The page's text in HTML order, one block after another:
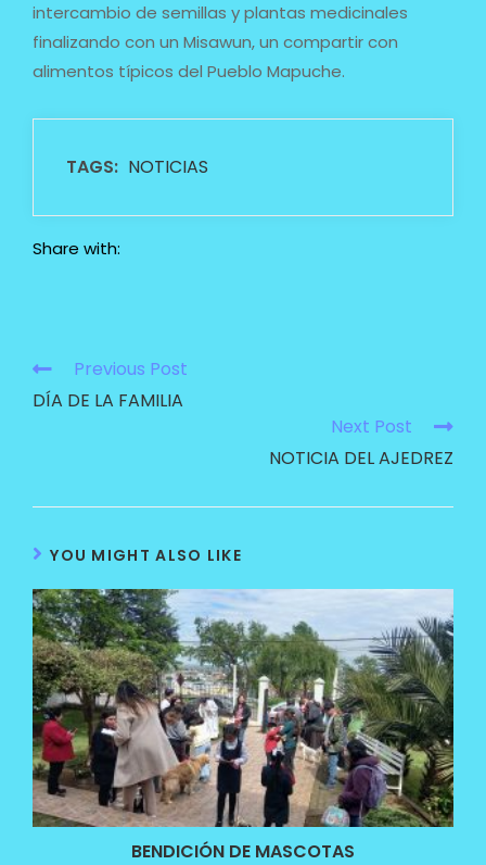
intercambio de semillas y plantas medicinales
finalizando con un Misawun, un compartir con
alimentos típicos del Pueblo Mapuche.
TAGS: NOTICIAS
Share with:
Previous Post
DÍA DE LA FAMILIA
Next Post
NOTICIA DEL AJEDREZ
YOU MIGHT ALSO LIKE
BENDICIÓN DE MASCOTAS